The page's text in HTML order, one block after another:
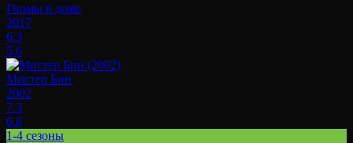
Гномы в доме
2017
6.3
5.6
Мистер Бин
2002
7.3
6.8
1-4 сезоны